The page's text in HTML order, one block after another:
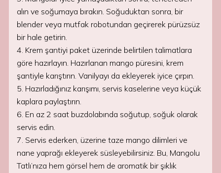
alın ve soğumaya bırakın. Soğuduktan sonra, bir
blender veya mutfak robotundan geçirerek pürüzsüz
bir hale getirin.
4. Krem şantiyi paket üzerinde belirtilen talimatlara
göre hazırlayın. Hazırlanan mango püresini, krem
şantiyle karıştırın. Vanilyayı da ekleyerek iyice çırpın.
5. Hazırladığınız karışımı, servis kaselerine veya küçük
kaplara paylaştırın.
6. En az 2 saat buzdolabında soğutup, soğuk olarak
servis edin.
7. Servis ederken, üzerine taze mango dilimleri ve
nane yaprağı ekleyerek süsleyebilirsiniz. Bu, Mangolu
Tatlı’nıza hem görsel hem de aromatik bir şıklık